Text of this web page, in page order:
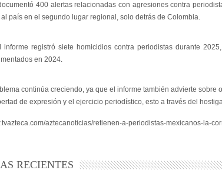
400 alertas relacionadas con agresiones contra
país en el segundo lugar regional, solo detrás de Colombia.
informe registró siete homicidios contra periodistas durante
en 2024.
continúa creciendo, ya que el informe también advierte sobre
de expresión y el ejercicio periodístico, esto a través del
aztecanoticias/retienen-a-periodistas-mexicanos-la-
RECIENTES